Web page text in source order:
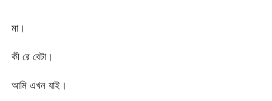
মা।
কী রে বেটা।
আমি এখন যাই।